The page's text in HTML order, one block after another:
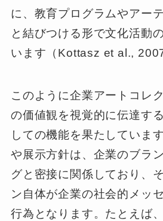
に、教育プログラムやアー
と結びつける形で文化活動
います（Kottasz et al., 2007
このように企業アートコレ
の価値観を視覚的に伝達す
しての機能を果たしていま
や展示方針は、企業のブラ
グと密接に関係しており、
ン自体が企業の社会的メッ
行為となります。たとえば